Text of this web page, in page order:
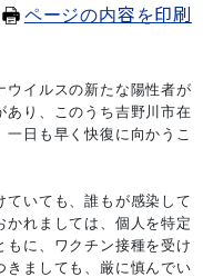
ページの内容を印刷
イルスの新たな陽性者が
あり、このうち吉野川市在
日も早く快復に向かうこ
いても、誰もが感染して
かれましては、個人を特定
に、ワクチン接種を受け
きましても、厳に慎んでい